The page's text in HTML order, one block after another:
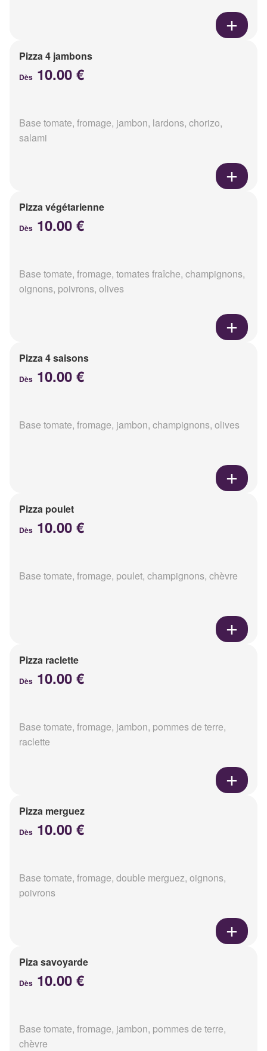
Pizza 4 jambons
Dès 10.00 €
Base tomate, fromage, jambon, lardons, chorizo,
salami
Pizza végétarienne
Dès 10.00 €
Base tomate, fromage, tomates fraîche, champignons,
oignons, poivrons, olives
Pizza 4 saisons
Dès 10.00 €
Base tomate, fromage, jambon, champignons, olives
Pizza poulet
Dès 10.00 €
Base tomate, fromage, poulet, champignons, chèvre
Pizza raclette
Dès 10.00 €
Base tomate, fromage, jambon, pommes de terre,
raclette
Pizza merguez
Dès 10.00 €
Base tomate, fromage, double merguez, oignons,
poivrons
Piza savoyarde
Dès 10.00 €
Base tomate, fromage, jambon, pommes de terre,
chèvre